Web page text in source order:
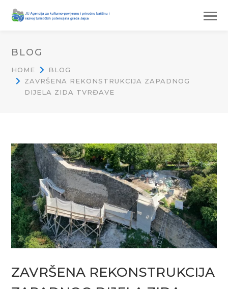
BLOG
HOME
BLOG
ZAVRŠENA REKONSTRUKCIJA ZAPADNOG
DIJELA ZIDA TVRĐAVE
ZAVRŠENA REKONSTRUKCIJA